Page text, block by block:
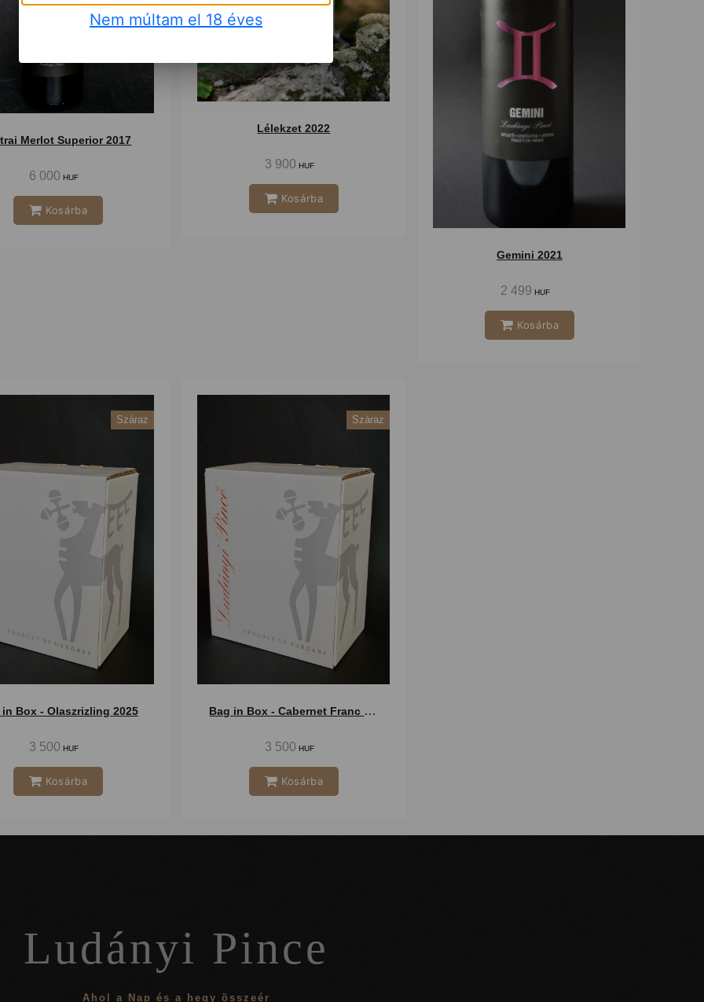
Merlot Superior 2017
6 000 HUF
Kosárba
Lélekzet 2022
3 900 HUF
Kosárba
Gemini 2021
2 499 HUF
Kosárba
Száraz
in Box - Olaszrizling 2025
3 500 HUF
Kosárba
Száraz
Bag in Box - Cabernet Franc - Merlot Rosé 2025
3 500 HUF
Kosárba
Ludányi Pince
Ahol a Nap és a hegy összeér
Nem múltam el 18 éves